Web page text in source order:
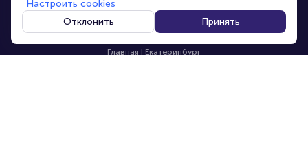
Управление cookies
Все площадки
Главная | Екатеринбург
Настроить cookies
Отклонить
Принять